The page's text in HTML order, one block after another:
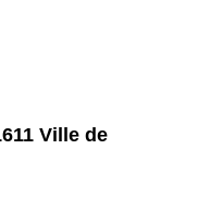
Ville de